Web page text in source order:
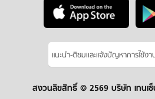
แนะนำ-ติชมเเละแจ้งปัญหาการใช้งา
สงวนลิขสิทธิ์ © 2569 บริษัท เทนเ